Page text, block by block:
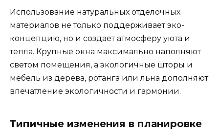
Использование натуральных отделочных
материалов не только поддерживает эко-
концепцию, но и создает атмосферу уюта и
тепла. Крупные окна максимально наполняют
светом помещения, а экологичные шторы и
мебель из дерева, ротанга или льна дополняют
впечатление экологичности и гармонии.
Типичные изменения в планировке